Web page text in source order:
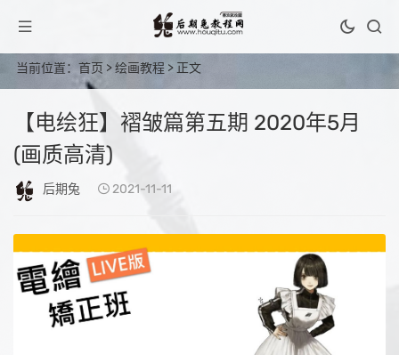
当前位置： 首页 >绘画教程 > 正文
【电绘狂】褶皱篇第五期 2020年5月
(画质高清)
后期兔 2021-11-11